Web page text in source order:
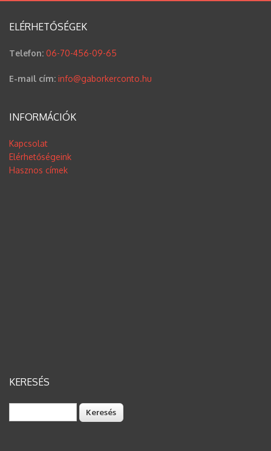
ELÉRHETŐSÉGEK
Telefon: 06-70-456-09-65
E-mail cím: info@gaborkerconto.hu
INFORMÁCIÓK
Kapcsolat
Elérhetőségeink
Hasznos címek
KERESÉS